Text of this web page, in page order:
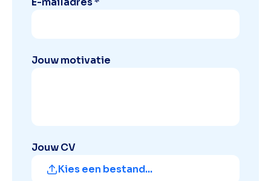
Jouw motivatie
Jouw CV
Kies een bestand...